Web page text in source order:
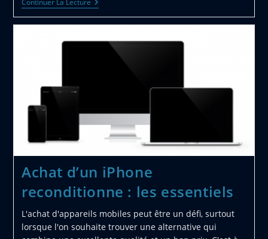
Continuer La Lecture
Bien
Choisir
Plaque
Induction ?
Achat d’un iPhone
reconditionne : les essentiels
L'achat d'appareils mobiles peut être un défi, surtout
lorsque l'on souhaite trouver une alternative qui